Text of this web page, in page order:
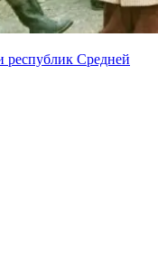
республик Средней